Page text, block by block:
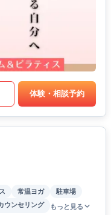
体験・相談予約
常温ヨガ
駐車場
ウンセリング もっと見る